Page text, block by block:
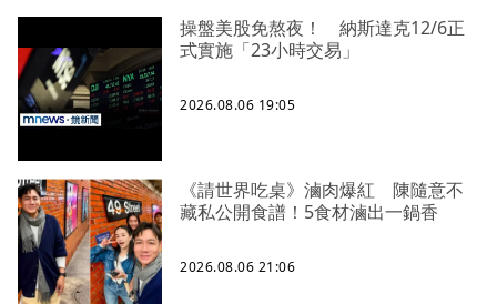
操盤美股免熬夜！ 納斯達克12/6正
式實施「23小時交易」
2026.08.06 19:05
《請世界吃桌》滷肉爆紅 陳隨意不
藏私公開食譜！5食材滷出一鍋香
2026.08.06 21:06